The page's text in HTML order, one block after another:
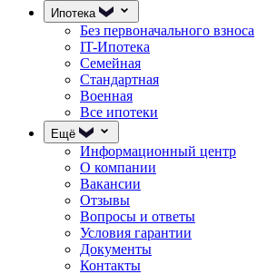
Ипотека
Без первоначального взноса
IT-Ипотека
Семейная
Стандартная
Военная
Все ипотеки
Ещё
Информационный центр
О компании
Вакансии
Отзывы
Вопросы и ответы
Условия гарантии
Документы
Контакты